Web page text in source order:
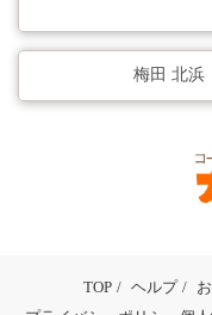
！
ト制
梅田 北浜
TOP ヘルプ